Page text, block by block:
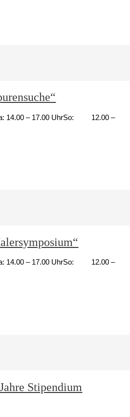
14.00 – 17.00 UhrSo: 12.00 –
14.00 – 17.00 UhrSo: 12.00 –
Stipendium